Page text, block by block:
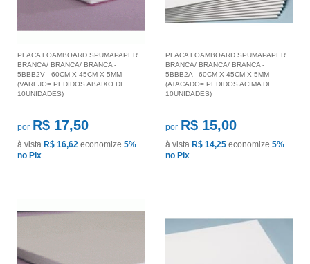
PLACA FOAMBOARD SPUMAPAPER
BRANCA/ BRANCA/ BRANCA -
5BBB2V - 60CM X 45CM X 5MM
(VAREJO= PEDIDOS ABAIXO DE
10UNIDADES)
por R$ 17,50
à vista R$ 16,62 economize 5%
no Pix
PLACA FOAMBOARD SPUMAPAPER
BRANCA/ BRANCA/ BRANCA -
5BBB2A - 60CM X 45CM X 5MM
(ATACADO= PEDIDOS ACIMA DE
10UNIDADES)
por R$ 15,00
à vista R$ 14,25 economize 5%
no Pix